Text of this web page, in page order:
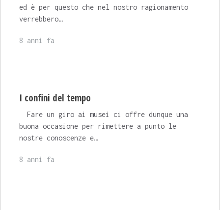
ed è per questo che nel nostro ragionamento
verrebbero…
8 anni fa
I confini del tempo
Fare un giro ai musei ci offre dunque una
buona occasione per rimettere a punto le
nostre conoscenze e…
8 anni fa